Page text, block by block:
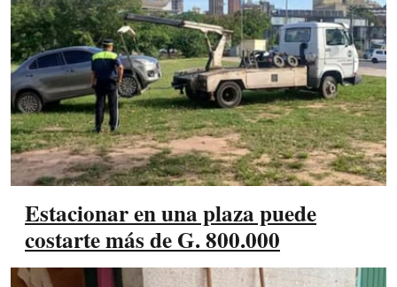
Estacionar en una plaza puede
costarte más de G. 800.000